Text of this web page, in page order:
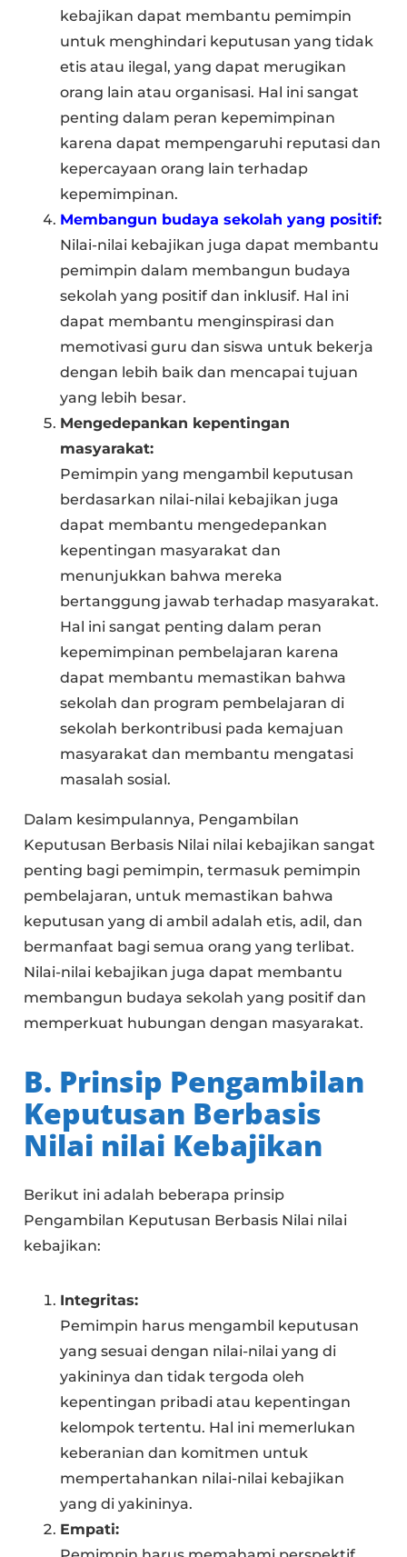
kebajikan dapat membantu pemimpin
untuk menghindari keputusan yang tidak
etis atau ilegal, yang dapat merugikan
orang lain atau organisasi. Hal ini sangat
penting dalam peran kepemimpinan
karena dapat mempengaruhi reputasi dan
kepercayaan orang lain terhadap
kepemimpinan.
Membangun budaya sekolah yang positif:
Nilai-nilai kebajikan juga dapat membantu
pemimpin dalam membangun budaya
sekolah yang positif dan inklusif. Hal ini
dapat membantu menginspirasi dan
memotivasi guru dan siswa untuk bekerja
dengan lebih baik dan mencapai tujuan
yang lebih besar.
Mengedepankan kepentingan
masyarakat:
Pemimpin yang mengambil keputusan
berdasarkan nilai-nilai kebajikan juga
dapat membantu mengedepankan
kepentingan masyarakat dan
menunjukkan bahwa mereka
bertanggung jawab terhadap masyarakat.
Hal ini sangat penting dalam peran
kepemimpinan pembelajaran karena
dapat membantu memastikan bahwa
sekolah dan program pembelajaran di
sekolah berkontribusi pada kemajuan
masyarakat dan membantu mengatasi
masalah sosial.
Dalam kesimpulannya, Pengambilan
Keputusan Berbasis Nilai nilai kebajikan sangat
penting bagi pemimpin, termasuk pemimpin
pembelajaran, untuk memastikan bahwa
keputusan yang di ambil adalah etis, adil, dan
bermanfaat bagi semua orang yang terlibat.
Nilai-nilai kebajikan juga dapat membantu
membangun budaya sekolah yang positif dan
memperkuat hubungan dengan masyarakat.
B. Prinsip Pengambilan
Keputusan Berbasis
Nilai nilai Kebajikan
Berikut ini adalah beberapa prinsip
Pengambilan Keputusan Berbasis Nilai nilai
kebajikan:
Integritas:
Pemimpin harus mengambil keputusan
yang sesuai dengan nilai-nilai yang di
yakininya dan tidak tergoda oleh
kepentingan pribadi atau kepentingan
kelompok tertentu. Hal ini memerlukan
keberanian dan komitmen untuk
mempertahankan nilai-nilai kebajikan
yang di yakininya.
Empati: